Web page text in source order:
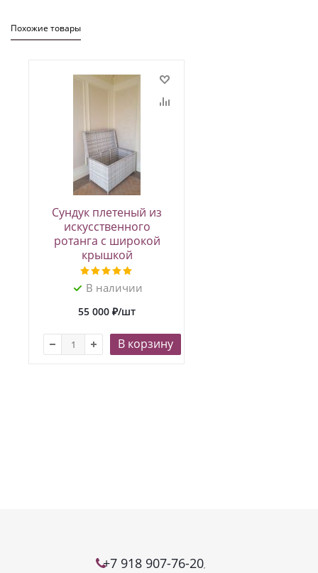
Похожие товары
Сундук плетеный из
искусственного
ротанга с широкой
крышкой
В наличии
55 000 ₽/шт
В корзину
+7 918 907-76-20,